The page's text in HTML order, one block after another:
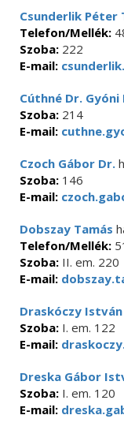
Csunderlik Péter
Telefon/Mellék:
Szoba: 222
E-mail:
Cúthné Dr. Gyóni
Szoba: 214
E-mail:
Czoch Gábor Dr.
Szoba: 146
E-mail:
Dobszay Tamás
Telefon/Mellék:
Szoba: II. em. 220
E-mail:
Draskóczy
Szoba: I. em. 122
E-mail:
Dreska Gábor
Szoba: I. em. 120
E-mail: